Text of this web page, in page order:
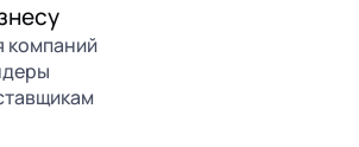
компаний